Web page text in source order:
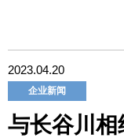
2023.04.20
企业新闻
与长谷川